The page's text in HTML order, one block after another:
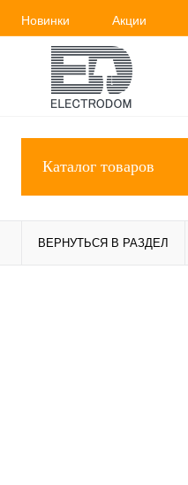
Новинки Акции
Каталог товаров
ВЕРНУТЬСЯ В РАЗДЕЛ